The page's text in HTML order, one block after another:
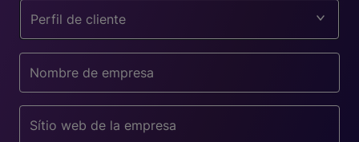
Perfil de cliente